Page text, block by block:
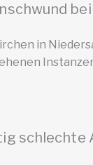
in
schlechte